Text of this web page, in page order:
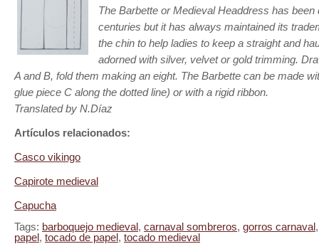
The Barbette or Medieval Headdress has been
centuries but it has always maintained its
the chin to help ladies to keep a straight and
adorned with silver, velvet or gold trimming.
A and B, fold them making an eight. The Barbette can be made
glue piece C along the dotted line) or with a rigid ribbon.
Translated by N.Díaz
Artículos relacionados:
Casco vikingo
Capirote medieval
Capucha
Tags: barboquejo medieval, carnaval sombreros, gorros carnaval
papel, tocado de papel, tocado medieval